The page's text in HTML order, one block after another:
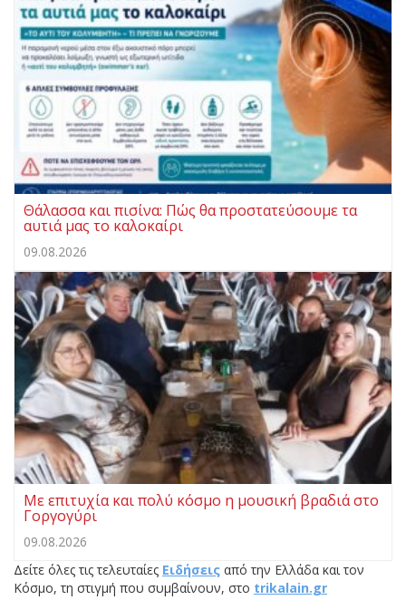
Θάλασσα και πισίνα: Πώς θα προστατεύσουμε τα
αυτιά μας το καλοκαίρι
09.08.2026
Με επιτυχία και πολύ κόσμο η μουσική βραδιά στο
Γοργογύρι
09.08.2026
Δείτε όλες τις τελευταίες Ειδήσεις από την Ελλάδα και τον
Κόσμο, τη στιγμή που συμβαίνουν, στο trikalain.gr